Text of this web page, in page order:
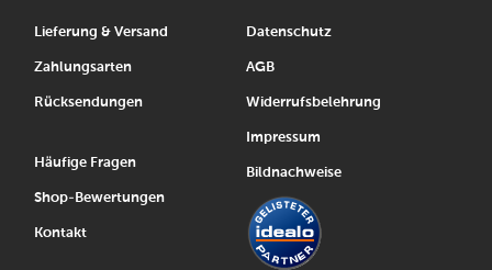
Lieferung & Versand
Zahlungsarten
Rücksendungen
Häufige Fragen
Shop-Bewertungen
Kontakt
Datenschutz
AGB
Widerrufsbelehrung
Impressum
Bildnachweise